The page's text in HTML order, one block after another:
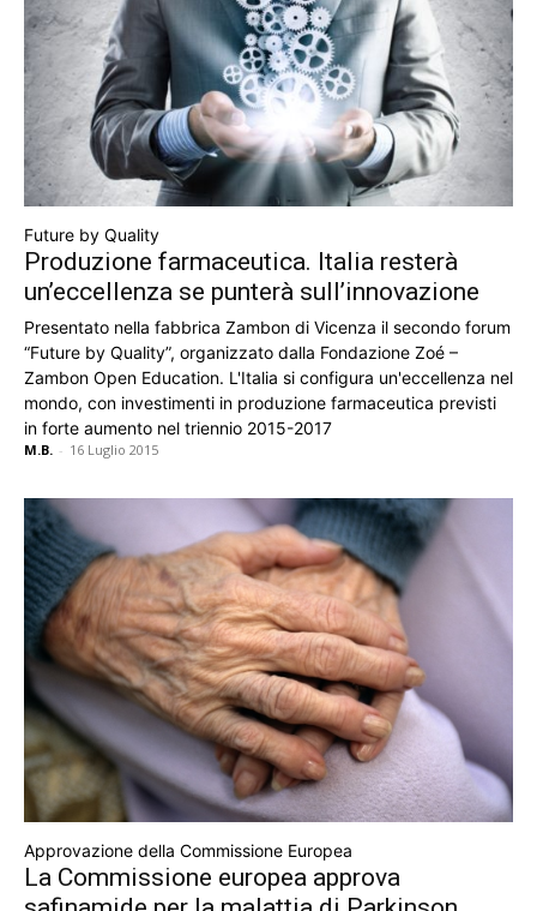
Future by Quality
Produzione farmaceutica. Italia resterà
un’eccellenza se punterà sull’innovazione
Presentato nella fabbrica Zambon di Vicenza il secondo forum
“Future by Quality”, organizzato dalla Fondazione Zoé –
Zambon Open Education. L'Italia si configura un'eccellenza nel
mondo, con investimenti in produzione farmaceutica previsti
in forte aumento nel triennio 2015-2017
M.B. - 16 Luglio 2015
Approvazione della Commissione Europea
La Commissione europea approva